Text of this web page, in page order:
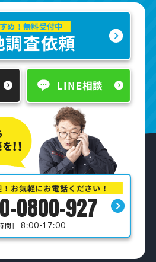
め！無料受付中
調査依頼
LINE相談
お気軽にお電話ください！
0800-927
間] 8:00-17:00